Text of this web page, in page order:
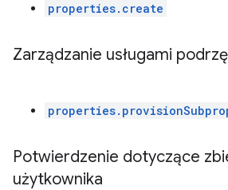
properties.create
Zarządzanie usługami
Potwierdzenie dotyczące
użytkownika